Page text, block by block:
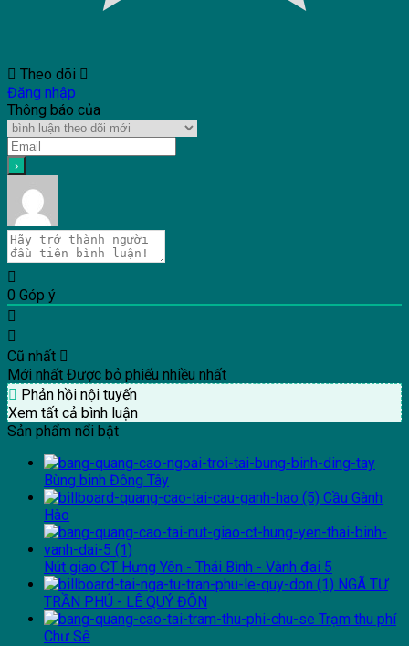
Theo dõi
Đăng nhập
Thông báo của
0 Góp ý
Cũ nhất
Mới nhất Được bỏ phiếu nhiều nhất
Phản hồi nội tuyến
Xem tất cả bình luận
Sản phẩm nổi bật
Bùng binh Đông Tây
Cầu Gành
Hào
Nút giao CT Hưng Yên - Thái Bình - Vành đai 5
NGÃ TƯ
TRẦN PHÚ - LÊ QUÝ ĐÔN
Trạm thu phí
Chư Sê